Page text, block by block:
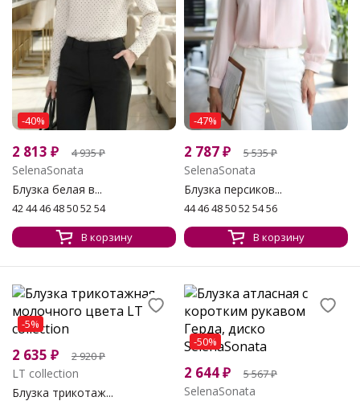
-40%
2 813 ₽ 4 935₽
SelenaSonata
Блузка белая в...
42 44 46 48 50 52 54
В корзину
-47%
2 787₽ 5 535₽
SelenaSonata
Блузка персиков...
44 46 48 50 52 54 56
В корзину
-5%
2 635 ₽ 2 920₽
LT collection
Блузка трикотаж...
-50%
2 644₽ 5 567₽
SelenaSonata